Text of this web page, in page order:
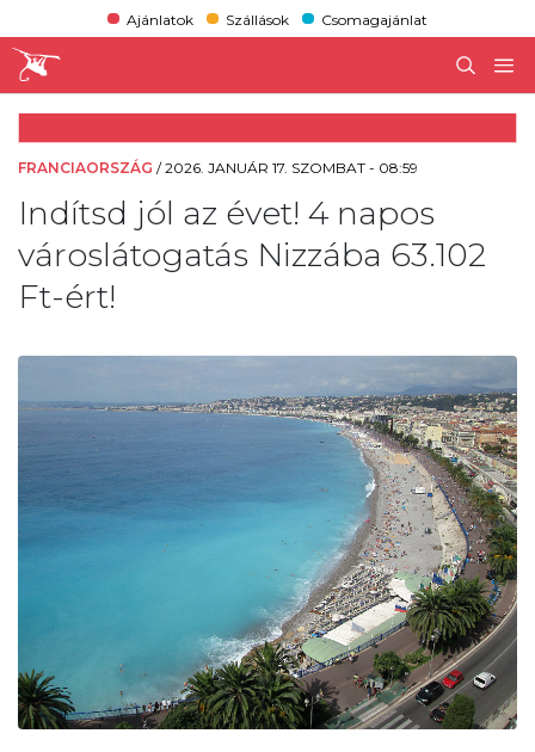
Ajánlatok Szállások Csomagajánlat
FRANCIAORSZÁG /2026. JANUÁR 17. SZOMBAT - 08:59
Indítsd jól az évet! 4 napos
városlátogatás Nizzába 63.102
Ft-ért!